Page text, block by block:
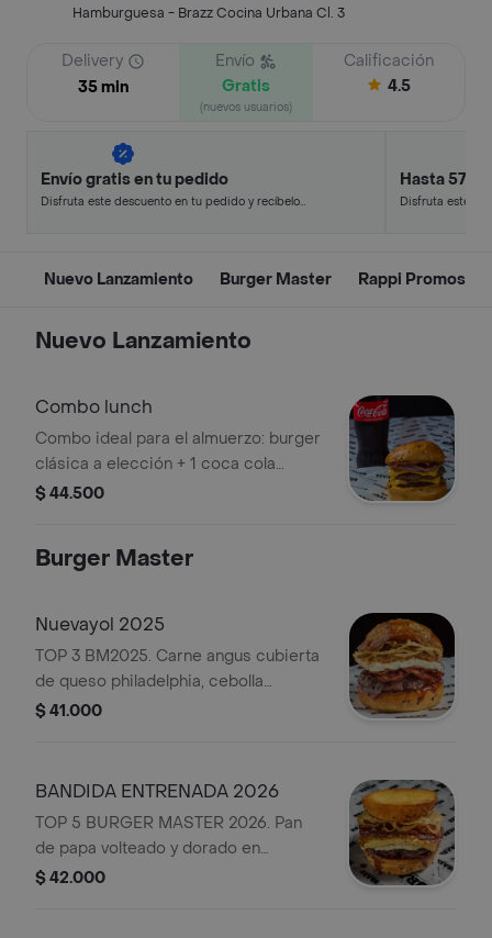
Hamburguesa - Brazz Cocina Urbana Cl. 3
Delivery
35 min
Envío
Gratis
(nuevos usuarios)
Calificación
4.5
Envío gratis en tu pedido
Disfruta este descuento en tu pedido y recíbelo
Hasta 57%
Disfruta este
Nuevo Lanzamiento Burger Master Rappi Promos
Nuevo Lanzamiento
Combo lunch
Combo ideal para el almuerzo: burger
clásica a elección + 1 coca cola
personal.
$ 44.500
Burger Master
Nuevayol 2025
TOP 3 BM2025. Carne angus cubierta
de queso philadelphia, cebolla
caramelizada y doble tocineta
una costra dorada de queso
suave pan de papa. no incluye papas
$ 41.000
BANDIDA ENTRENADA 2026
TOP 5 BURGER MASTER 2026. Pan
de papa volteado y dorado en
mantequilla, carne angus, queso tipo
$ 42.000